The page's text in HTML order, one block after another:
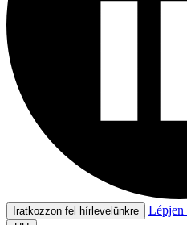
Iratkozzon fel hírlevelünkre Lépjen